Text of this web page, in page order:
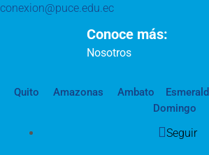
conexion@puce.edu.ec
Conoce más:
Nosotros
Quito Amazonas Ambato
Domingo
Seguir